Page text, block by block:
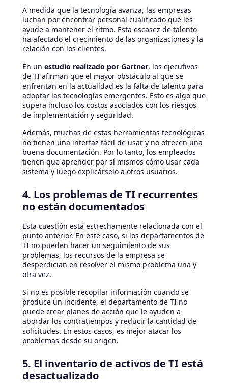
A medida que la tecnología avanza, las empresas
luchan por encontrar personal cualificado que les
ayude a mantener el ritmo. Esta escasez de talento
ha afectado el crecimiento de las organizaciones y la
relación con los clientes.
En un estudio realizado por Gartner, los ejecutivos
de TI afirman que el mayor obstáculo al que se
enfrentan en la actualidad es la falta de talento para
adoptar las tecnologías emergentes. Esto es algo que
supera incluso los costos asociados con los riesgos
de implementación y seguridad.
Además, muchas de estas herramientas tecnológicas
no tienen una interfaz fácil de usar y no ofrecen una
buena documentación. Por lo tanto, los empleados
tienen que aprender por sí mismos cómo usar cada
sistema y luego explicárselo a otros usuarios.
4. Los problemas de TI recurrentes
no están documentados
Esta cuestión está estrechamente relacionada con el
punto anterior. En este caso, si los departamentos de
TI no pueden hacer un seguimiento de sus
problemas, los recursos de la empresa se
desperdician en resolver el mismo problema una y
otra vez.
Si no es posible recopilar información cuando se
produce un incidente, el departamento de TI no
puede crear planes de acción que le ayuden a
abordar los contratiempos y reducir la cantidad de
solicitudes. En estos casos, es mejor atacar los
problemas desde su origen.
5. El inventario de activos de TI está
desactualizado